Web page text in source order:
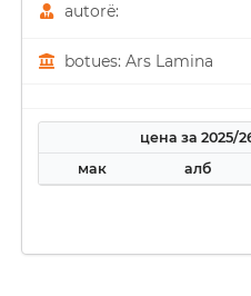
autorë:
botues: Ars Lamina
цена за 2025/
мак
алб